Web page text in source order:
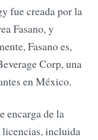
fue creada por la
Fasano, y
Fasano es,
Corp, una
en México.
encarga de la
incluida